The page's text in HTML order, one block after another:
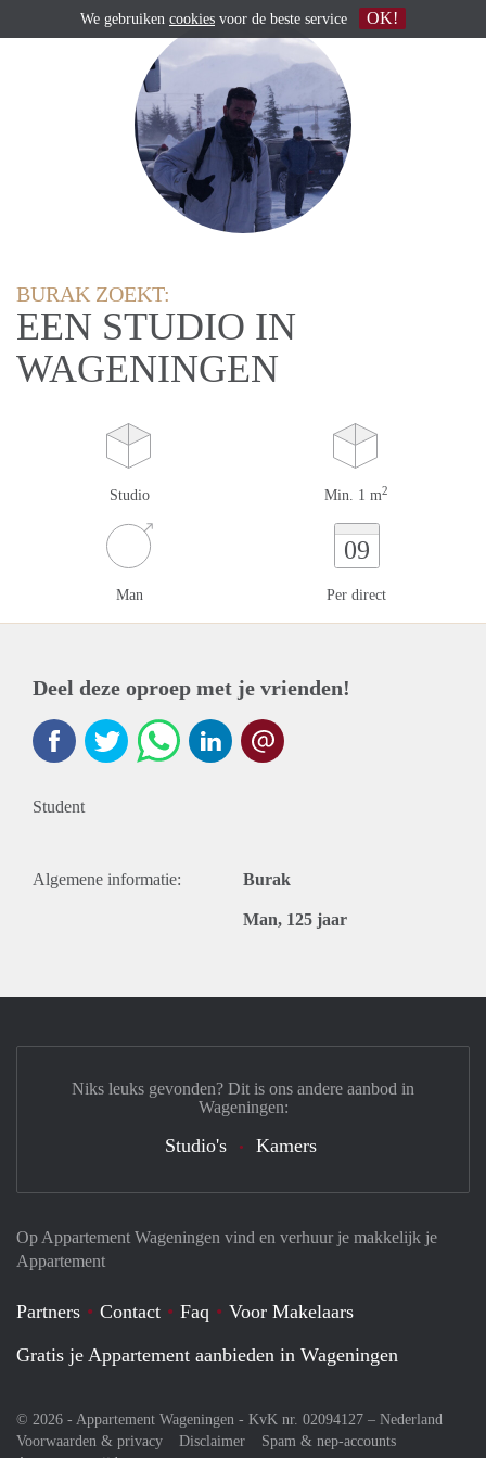
BURAK ZOEKT:
EEN STUDIO IN
WAGENINGEN
Studio Min. 1 m2
Man
09
Per direct
Deel deze oproep met je vrienden!
Student
Algemene informatie: Burak
Man, 125 jaar
Op Appartement Wageningen vind en verhuur je makkelijk je
Appartement
Partners Contact Faq
Voor Makelaars
Gratis je Appartement aanbieden in Wageningen
© 2026 - Appartement Wageningen - KvK nr. 02094127 – Nederland
Voorwaarden & privacy
Disclaimer
Spam & nep-accounts
Niks leuks gevonden? Dit is ons andere aanbod in
Wageningen:
Studio's Kamers
We gebruiken cookies voor de beste service OK!